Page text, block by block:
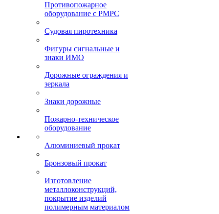
Противопожарное
оборудование с РМРС
Судовая пиротехника
Фигуры сигнальные и
знаки ИМО
Дорожные ограждения и
зеркала
Знаки дорожные
Пожарно-техническое
оборудование
Алюминиевый прокат
Бронзовый прокат
Изготовление
металлоконструкций,
покрытие изделий
полимерным материалом